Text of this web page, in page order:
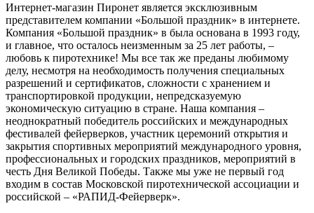
Интернет-магазин Пиронет является эксклюзивным
представителем компании «Большой праздник» в интернете.
Компания «Большой праздник» в была основана в 1993 году,
и главное, что осталось неизменным за 25 лет работы, –
любовь к пиротехнике! Мы все так же преданы любимому
делу, несмотря на необходимость получения специальных
разрешений и сертификатов, сложности с хранением и
транспортировкой продукции, непредсказуемую
экономическую ситуацию в стране. Наша компания –
неоднократный победитель российских и международных
фестивалей фейерверков, участник церемоний открытия и
закрытия спортивных мероприятий международного уровня,
профессиональных и городских праздников, мероприятий в
честь Дня Великой Победы. Также мы уже не первый год
входим в состав Московской пиротехнической ассоциации и
российской – «РАПИД-Фейерверк».